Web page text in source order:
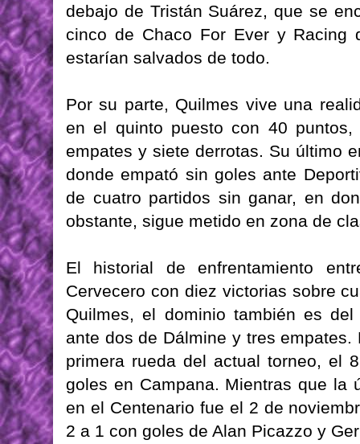
debajo de Tristán Suárez, que se
cinco de Chaco For Ever y Racing
estarían salvados de todo.
Por su parte, Quilmes vive una
en el quinto puesto con 40
empates y siete derrotas. Su último
donde empató sin goles ante
de cuatro partidos sin ganar, en
obstante, sigue metido en zona de
El historial de enfrentamiento
Cervecero con diez victorias sobre
Quilmes, el dominio también es
ante dos de Dálmine y tres
primera rueda del actual torneo, el
goles en Campana. Mientras que la
en el Centenario fue el 2 de
2 a 1 con goles de Alan Picazzo y